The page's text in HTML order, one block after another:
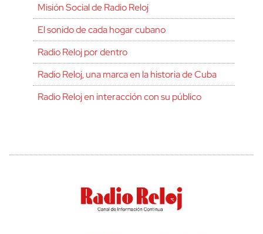
Misión Social de Radio Reloj
El sonido de cada hogar cubano
Radio Reloj por dentro
Radio Reloj, una marca en la historia de Cuba
Radio Reloj en interacción con su público